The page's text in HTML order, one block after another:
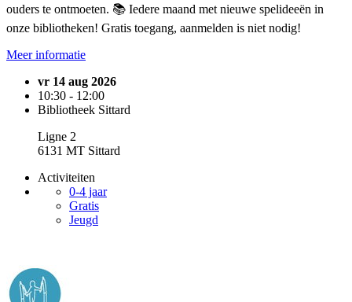
ouders te ontmoeten. 📚 Iedere maand met nieuwe spelideeën in
onze bibliotheken! Gratis toegang, aanmelden is niet nodig!
Meer informatie
vr 14 aug 2026
10:30 - 12:00
Bibliotheek Sittard
Ligne 2
6131 MT Sittard
Activiteiten
0-4 jaar
Gratis
Jeugd